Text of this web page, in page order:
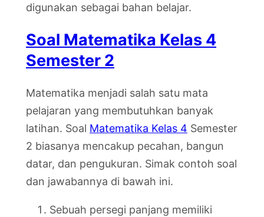
digunakan sebagai bahan belajar.
Soal Matematika Kelas 4
Semester 2
Matematika menjadi salah satu mata
pelajaran yang membutuhkan banyak
latihan. Soal Matematika Kelas 4 Semester
2 biasanya mencakup pecahan, bangun
datar, dan pengukuran. Simak contoh soal
dan jawabannya di bawah ini.
Sebuah persegi panjang memiliki